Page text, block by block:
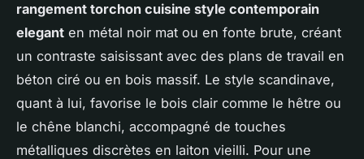
rangement torchon cuisine style contemporain
elegant en métal noir mat ou en fonte brute, créant
un contraste saisissant avec des plans de travail en
béton ciré ou en bois massif. Le style scandinave,
quant à lui, favorise le bois clair comme le hêtre ou
le chêne blanchi, accompagné de touches
métalliques discrètes en laiton vieilli. Pour une